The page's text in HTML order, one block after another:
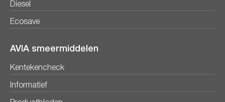
Diesel
Ecosave
AVIA smeermiddelen
Kentekencheck
Informatief